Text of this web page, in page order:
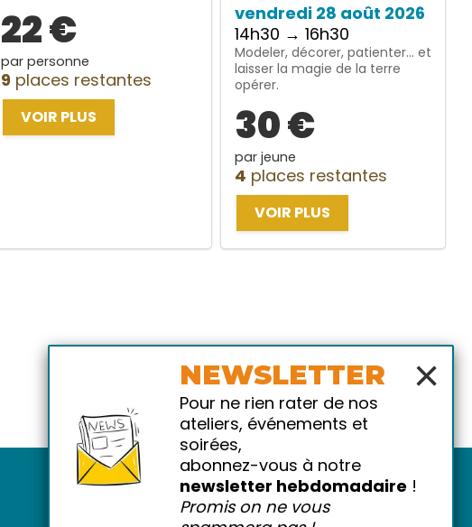
22 €
par personne
9 places restantes
VOIR PLUS
vendredi 28 août 2026
14h30 → 16h30
Modeler, décorer, patienter… et
laisser la magie de la terre
opérer.
30 €
par jeune
4 places restantes
VOIR PLUS
×
NEWSLETTER
Pour ne rien rater de nos
ateliers, événements et
soirées,
abonnez-vous à notre
newsletter hebdomadaire !
Promis on ne vous